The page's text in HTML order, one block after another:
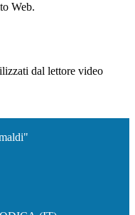
Web.
dal lettore video